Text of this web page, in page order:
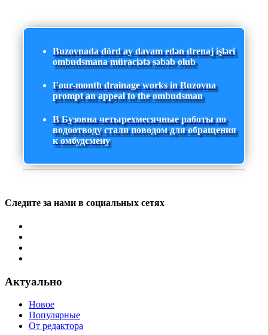
Buzovnada dörd ay davam edən drenaj işləri
ombudsmana müraciətə səbəb olub
Four-month drainage works in Buzovna
prompt an appeal to the ombudsman
В Бузовна четырехмесячные работы по
водоотводу стали поводом для обращения
к омбудсмену
Следите за нами в социальных сетях
Актуально
Новое
Популярные
От редактора